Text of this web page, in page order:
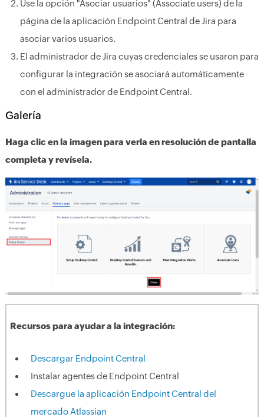
Use la opción "Asociar usuarios" (Associate users) de la
página de la aplicación Endpoint Central de Jira para
asociar varios usuarios.
El administrador de Jira cuyas credenciales se usaron para
configurar la integración se asociará automáticamente
con el administrador de Endpoint Central.
Galería
Haga clic en la imagen para verla en resolución de pantalla
completa y revísela.
Recursos para ayudar a la integración:
Descargar Endpoint Central
Instalar agentes de Endpoint Central
Descargue la aplicación Endpoint Central del
mercado Atlassian